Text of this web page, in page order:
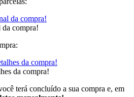
da compra!
da compra!
terá concluído a sua compra e, em